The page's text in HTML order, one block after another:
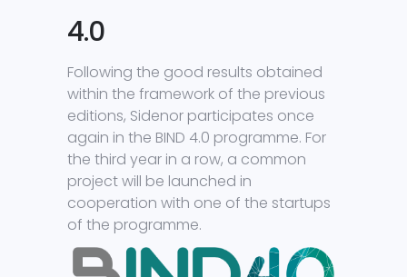
4.0
Following the good results obtained
within the framework of the previous
editions, Sidenor participates once
again in the BIND 4.0 programme. For
the third year in a row, a common
project will be launched in
cooperation with one of the startups
of the programme.